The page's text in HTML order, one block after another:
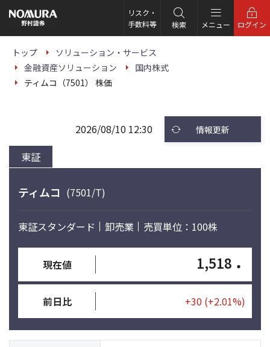
の
ー
リスク・
手数料等
検索 メニュー ログイン
トップ
ソリューション・サービス
金融資産ソリューション
国内株式
ティムコ（7501） 株価
東証
2026/08/10 12:30 情報更新
ティムコ (7501/T)
東証スタンダード 卸売業 売買単位：100株
現在値 1,518 ・
前日比 +30 (+2.01%)